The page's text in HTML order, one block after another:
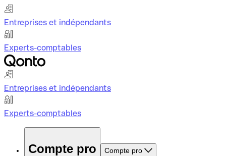
Entreprises et indépendants
Experts-comptables
Entreprises et indépendants
Experts-comptables
Compte pro Compte pro